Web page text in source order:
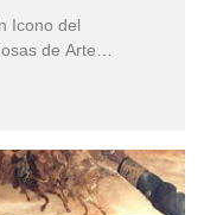
Icono del
/…